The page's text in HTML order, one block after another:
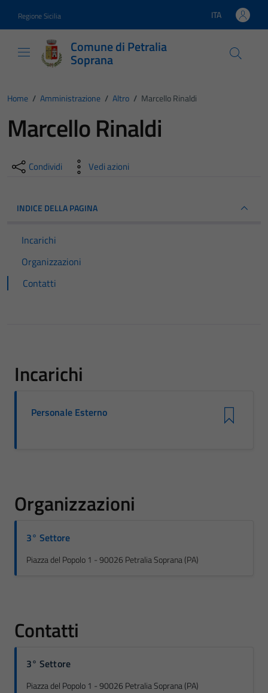
Regione Sicilia Lingua attiva:
ITA
Comune di Petralia
Soprana
Home / Amministrazione / Altro / Marcello Rinaldi
Marcello Rinaldi
Condividi Vedi azioni
INDICE DELLA PAGINA
Incarichi
Organizzazioni
Contatti
Incarichi
Personale Esterno
Organizzazioni
3° Settore
Piazza del Popolo 1 - 90026 Petralia Soprana (PA)
Contatti
3° Settore
Piazza del Popolo 1 - 90026 Petralia Soprana (PA)